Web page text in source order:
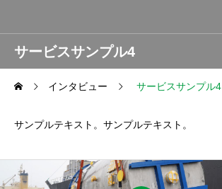
サービスサンプル4
インタビュー サービスサンプル4
サンプルテキスト。サンプルテキスト。